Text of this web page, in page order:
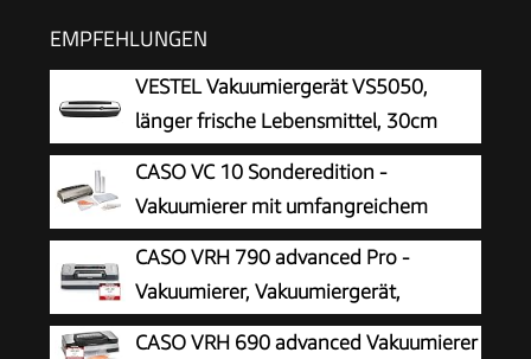
EMPFEHLUNGEN
VESTEL Vakuumiergerät VS5050,
länger frische Lebensmittel, 30cm
Naht, inkl. 10 Vakuumier-Beutel,
Schwarz/Silber
CASO VC 10 Sonderedition -
Vakuumierer mit umfangreichem
Zubehör, Testurteil Sehr Gut, inkl. 50
Profi-Folienbeutel und 2 Profi-Folienrollen
CASO VRH 790 advanced Pro -
Vakuumierer, Vakuumiergerät,
Testurteil Sehr Gut, 200
CASO VRH 690 advanced Vakuumierer